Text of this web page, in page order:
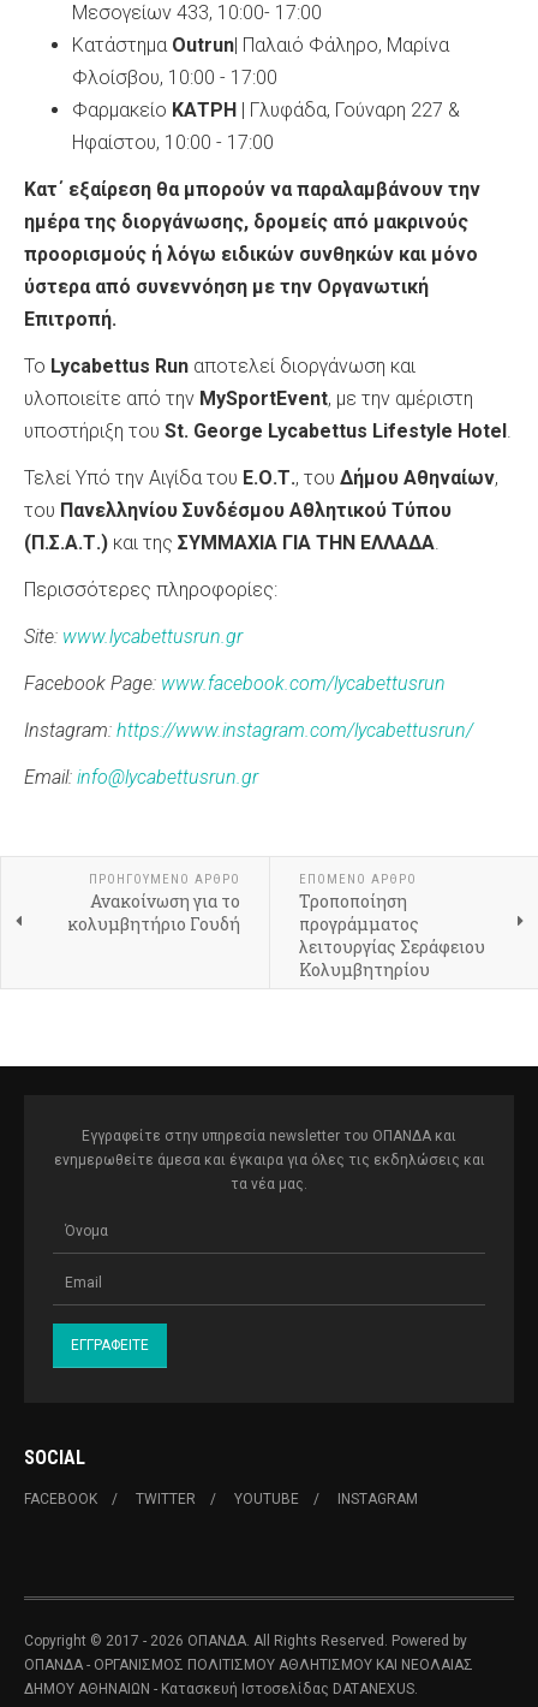
Μεσογείων 433, 10:00- 17:00
Κατάστημα Outrun | Παλαιό Φάληρο, Mαρίνα
Φλοίσβου, 10:00 - 17:00
Φαρμακείο ΚΑΤΡΗ
| Γλυφάδα, Γούναρη 227 &
Ηφαίστου, 10:00 - 17:00
Κατ΄ εξαίρεση θα μπορούν να παραλαμβάνουν την
ημέρα της διοργάνωσης, δρομείς από μακρινούς
προορισμούς ή λόγω ειδικών συνθηκών και μόνο
ύστερα από συνεννόηση με την Οργανωτική
Επιτροπή.
Το Lycabettus Run αποτελεί διοργάνωση και
υλοποιείτε από την MySportEvent, με την αμέριστη
υποστήριξη του St. George Lycabettus Lifestyle Hotel .
Τελεί Υπό την Αιγίδα του Ε.Ο.Τ., του Δήμου Αθηναίων,
του Πανελληνίου Συνδέσμου Αθλητικού Τύπου
(Π.Σ.Α.Τ.) και της ΣΥΜΜΑΧΙΑ ΓΙΑ ΤΗΝ ΕΛΛΑΔΑ.
Περισσότερες πληροφορίες:
Site: www.lycabettusrun.gr
Facebook Page: www.facebook.com/lycabettusrun
Instagram: https://www.instagram.com/lycabettusrun/
Email: info@lycabettusrun.gr
ΠΡΟΗΓΟΎΜΕΝΟ ΆΡΘΡΟ
Ανακοίνωση για το
κολυμβητήριο Γουδή
ΕΠΌΜΕΝΟ ΆΡΘΡΟ
Τροποποίηση
προγράμματος
λειτουργίας Σεράφειου
Κολυμβητηρίου
Εγγραφείτε στην υπηρεσία newsletter του ΟΠΑΝΔΑ και
ενημερωθείτε άμεσα και έγκαιρα για όλες τις εκδηλώσεις και
τα νέα μας.
SOCIAL
FACEBOOK TWITTER YOUTUBE INSTAGRAM
Copyright © 2017 - 2026 ΟΠΑΝΔΑ. All Rights Reserved. Powered by
ΟΠΑΝΔΑ - ΟΡΓΑΝΙΣΜΟΣ ΠΟΛΙΤΙΣΜΟΥ ΑΘΛΗΤΙΣΜΟΥ ΚΑΙ ΝΕΟΛΑΙΑΣ
ΔΗΜΟΥ ΑΘΗΝΑΙΩΝ - Κατασκευή Ιστοσελίδας DATANEXUS.